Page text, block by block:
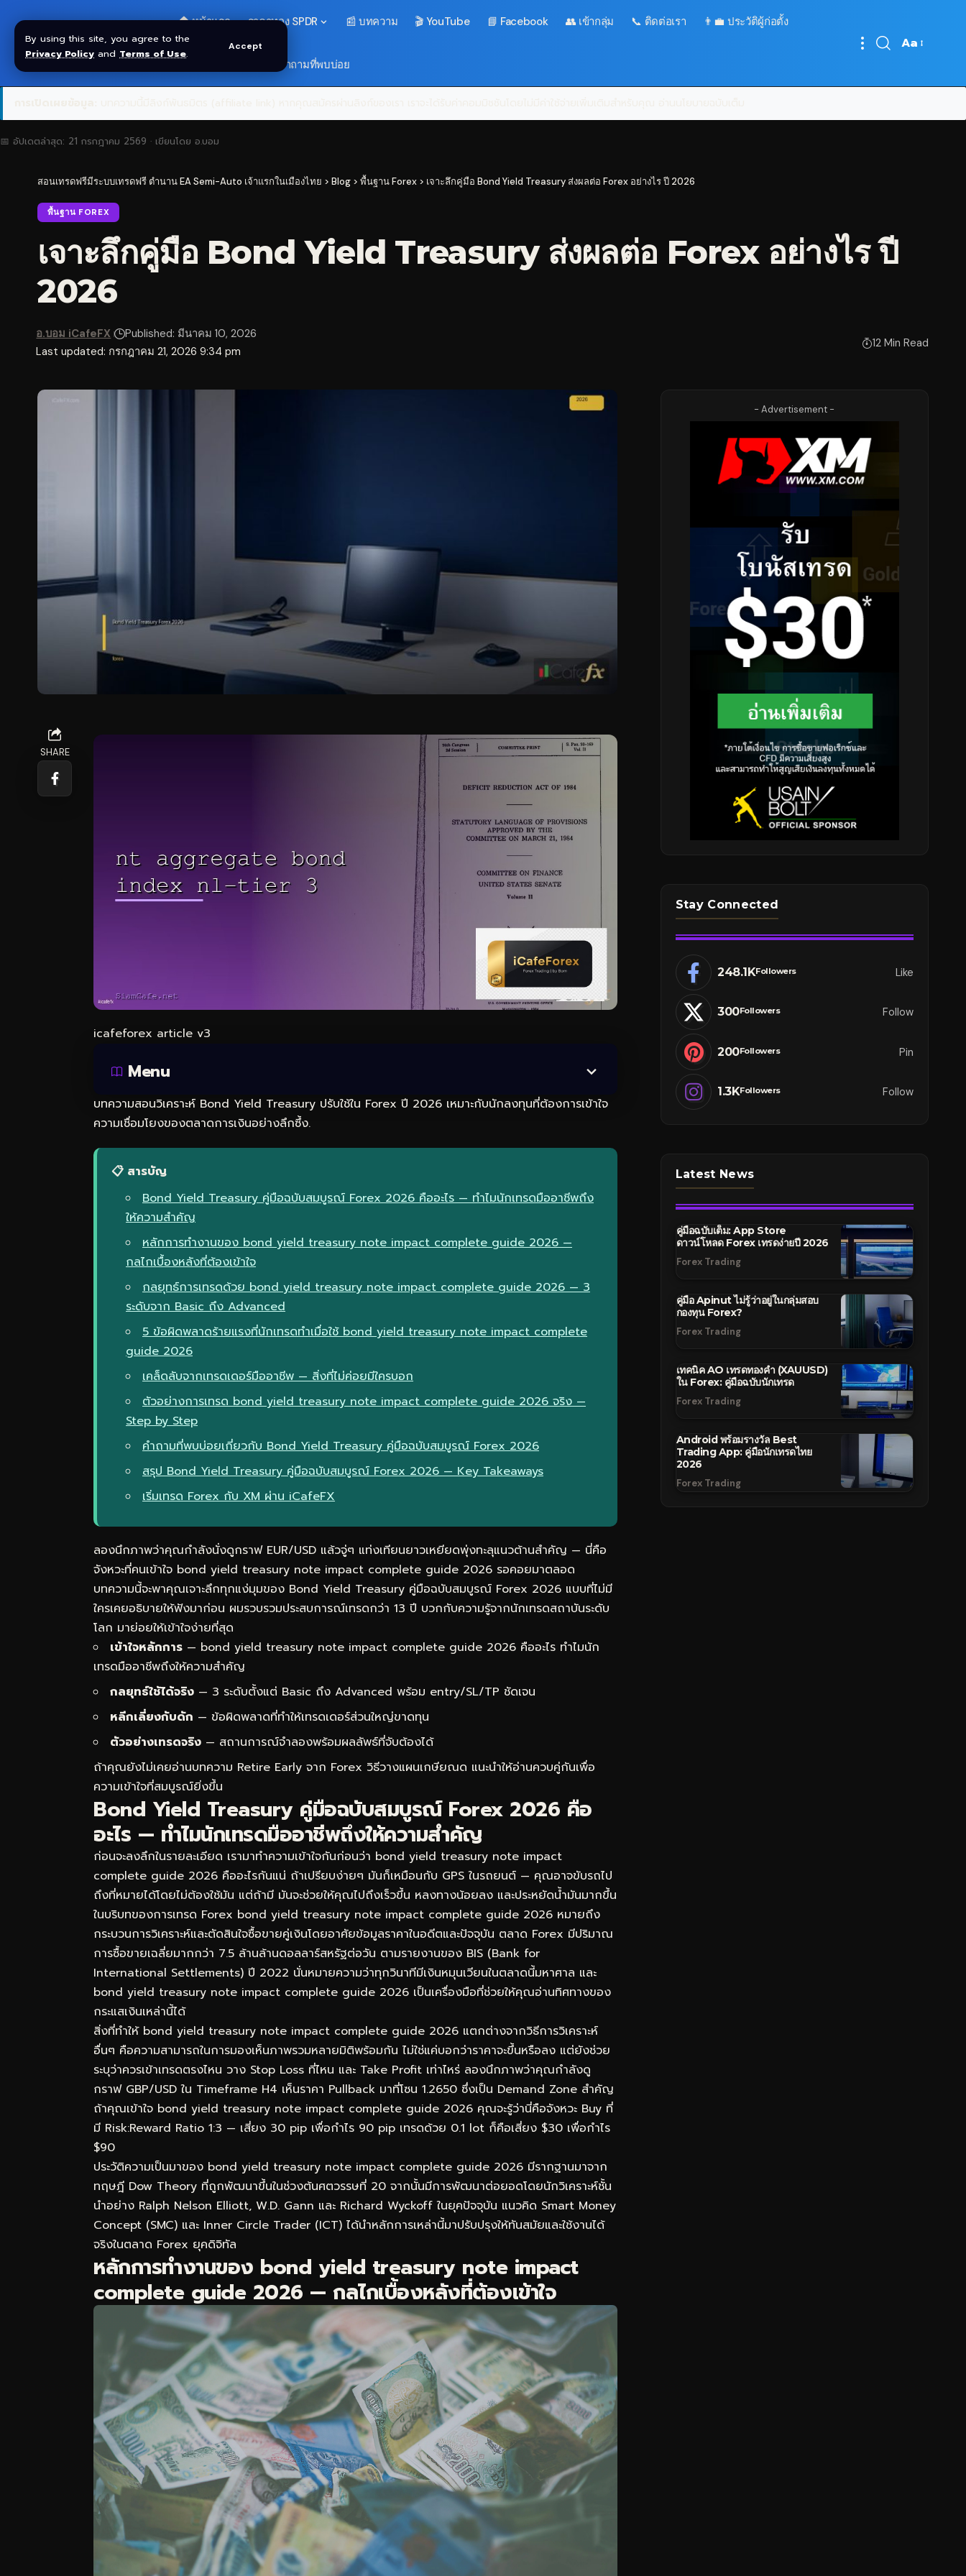
By using this site, you agree to the
Privacy Policy and Terms of Use.
Accept
🏠 หน้าแรก ราคาทอง SPDR 📰 บทความ 🎬 YouTube 📘 Facebook 👥 เข้ากลุ่ม 📞 ติดต่อเรา 👨‍💼 ประวัติผู้ก่อตั้ง
❓ คำถามที่พบบ่อย
Font
Aa
📅 อัปเดตล่าสุด: 21 กรกฎาคม 2569 · เขียนโดย อ.บอม
สอนเทรดฟรีมีระบบเทรดฟรี ตำนาน EA Semi-Auto เจ้าแรกในเมืองไทย > Blog > พื้นฐาน Forex > เจาะลึกคู่มือ Bond Yield Treasury ส่งผลต่อ Forex อย่างไร ปี 2026
พื้นฐาน FOREX
เจาะลึกคู่มือ Bond Yield Treasury ส่งผลต่อ Forex อย่างไร ปี
2026
Last updated: กรกฎาคม 21, 2026 9:34 pm
อ.บอม iCafeFX Published: มีนาคม 10, 2026
12 Min Read
SHARE
icafeforex article v3
Menu
บทความสอนวิเคราะห์ Bond Yield Treasury ปรับใช้ใน Forex ปี 2026 เหมาะกับนักลงทุนที่ต้องการเข้าใจ
ความเชื่อมโยงของตลาดการเงินอย่างลึกซึ้ง.
📋 สารบัญ
Bond Yield Treasury คู่มือฉบับสมบูรณ์ Forex 2026 คืออะไร — ทำไมนักเทรดมืออาชีพถึง
ให้ความสำคัญ
หลักการทำงานของ bond yield treasury note impact complete guide 2026 —
กลไกเบื้องหลังที่ต้องเข้าใจ
กลยุทธ์การเทรดด้วย bond yield treasury note impact complete guide 2026 — 3
ระดับจาก Basic ถึง Advanced
5 ข้อผิดพลาดร้ายแรงที่นักเทรดทำเมื่อใช้ bond yield treasury note impact complete
guide 2026
เคล็ดลับจากเทรดเดอร์มืออาชีพ — สิ่งที่ไม่ค่อยมีใครบอก
ตัวอย่างการเทรด bond yield treasury note impact complete guide 2026 จริง —
Step by Step
คำถามที่พบบ่อยเกี่ยวกับ Bond Yield Treasury คู่มือฉบับสมบูรณ์ Forex 2026
สรุป Bond Yield Treasury คู่มือฉบับสมบูรณ์ Forex 2026 — Key Takeaways
เริ่มเทรด Forex กับ XM ผ่าน iCafeFX
ลองนึกภาพว่าคุณกำลังนั่งดูกราฟ EUR/USD แล้วจู่ๆ แท่งเทียนยาวเหยียดพุ่งทะลุแนวต้านสำคัญ — นี่คือ
จังหวะที่คนเข้าใจ bond yield treasury note impact complete guide 2026 รอคอยมาตลอด
บทความนี้จะพาคุณเจาะลึกทุกแง่มุมของ Bond Yield Treasury คู่มือฉบับสมบูรณ์ Forex 2026 แบบที่ไม่มี
ใครเคยอธิบายให้ฟังมาก่อน ผมรวบรวมประสบการณ์เทรดกว่า 13 ปี บวกกับความรู้จากนักเทรดสถาบันระดับ
โลก มาย่อยให้เข้าใจง่ายที่สุด
เข้าใจหลักการ — bond yield treasury note impact complete guide 2026 คืออะไร ทำไมนัก
เทรดมืออาชีพถึงให้ความสำคัญ
กลยุทธ์ใช้ได้จริง — 3 ระดับตั้งแต่ Basic ถึง Advanced พร้อม entry/SL/TP ชัดเจน
หลีกเลี่ยงกับดัก — ข้อผิดพลาดที่ทำให้เทรดเดอร์ส่วนใหญ่ขาดทุน
ตัวอย่างเทรดจริง — สถานการณ์จำลองพร้อมผลลัพธ์ที่จับต้องได้
ถ้าคุณยังไม่เคยอ่านบทความ Retire Early จาก Forex วิธีวางแผนเกษียณด แนะนำให้อ่านควบคู่กันเพื่อ
ความเข้าใจที่สมบูรณ์ยิ่งขึ้น
Bond Yield Treasury คู่มือฉบับสมบูรณ์ Forex 2026 คือ
อะไร — ทำไมนักเทรดมืออาชีพถึงให้ความสำคัญ
ก่อนจะลงลึกในรายละเอียด เรามาทำความเข้าใจกันก่อนว่า bond yield treasury note impact
complete guide 2026 คืออะไรกันแน่ ถ้าเปรียบง่ายๆ มันก็เหมือนกับ GPS ในรถยนต์ — คุณอาจขับรถไป
ถึงที่หมายได้โดยไม่ต้องใช้มัน แต่ถ้ามี มันจะช่วยให้คุณไปถึงเร็วขึ้น หลงทางน้อยลง และประหยัดน้ำมันมากขึ้น
ในบริบทของการเทรด Forex bond yield treasury note impact complete guide 2026 หมายถึง
กระบวนการวิเคราะห์และตัดสินใจซื้อขายคู่เงินโดยอาศัยข้อมูลราคาในอดีตและปัจจุบัน ตลาด Forex มีปริมาณ
การซื้อขายเฉลี่ยมากกว่า 7.5 ล้านล้านดอลลาร์สหรัฐต่อวัน ตามรายงานของ BIS (Bank for
International Settlements) ปี 2022 นั่นหมายความว่าทุกวินาทีมีเงินหมุนเวียนในตลาดนี้มหาศาล และ
bond yield treasury note impact complete guide 2026 เป็นเครื่องมือที่ช่วยให้คุณอ่านทิศทางของ
กระแสเงินเหล่านี้ได้
สิ่งที่ทำให้ bond yield treasury note impact complete guide 2026 แตกต่างจากวิธีการวิเคราะห์
อื่นๆ คือความสามารถในการมองเห็นภาพรวมหลายมิติพร้อมกัน ไม่ใช่แค่บอกว่าราคาจะขึ้นหรือลง แต่ยังช่วย
ระบุว่าควรเข้าเทรดตรงไหน วาง Stop Loss ที่ไหน และ Take Profit เท่าไหร่ ลองนึกภาพว่าคุณกำลังดู
กราฟ GBP/USD ใน Timeframe H4 เห็นราคา Pullback มาที่โซน 1.2650 ซึ่งเป็น Demand Zone สำคัญ
ถ้าคุณเข้าใจ bond yield treasury note impact complete guide 2026 คุณจะรู้ว่านี่คือจังหวะ Buy ที่
มี Risk:Reward Ratio 1:3 — เสี่ยง 30 pip เพื่อกำไร 90 pip เทรดด้วย 0.1 lot ก็คือเสี่ยง $30 เพื่อกำไร
$90
ประวัติความเป็นมาของ bond yield treasury note impact complete guide 2026 มีรากฐานมาจาก
ทฤษฎี Dow Theory ที่ถูกพัฒนาขึ้นในช่วงต้นศตวรรษที่ 20 จากนั้นมีการพัฒนาต่อยอดโดยนักวิเคราะห์ชั้น
นำอย่าง Ralph Nelson Elliott, W.D. Gann และ Richard Wyckoff ในยุคปัจจุบัน แนวคิด Smart Money
Concept (SMC) และ Inner Circle Trader (ICT) ได้นำหลักการเหล่านี้มาปรับปรุงให้ทันสมัยและใช้งานได้
จริงในตลาด Forex ยุคดิจิทัล
หลักการทำงานของ bond yield treasury note impact
complete guide 2026 — กลไกเบื้องหลังที่ต้องเข้าใจ
- Advertisement -
Stay Connected
248.1KFollowers Like
300Followers Follow
200Followers Pin
1.3KFollowers Follow
Latest News
คู่มือฉบับเต็ม: App Store
ดาวน์โหลด Forex เทรดง่ายปี 2026
Forex Trading
คู่มือ Apinut ไม่รู้ว่าอยู่ในกลุ่มสอบ
กองทุน Forex?
Forex Trading
เทคนิค AO เทรดทองคำ (XAUUSD)
ใน Forex: คู่มือฉบับนักเทรด
Forex Trading
Android พร้อมรางวัล Best
Trading App: คู่มือนักเทรดไทย
2026
Forex Trading